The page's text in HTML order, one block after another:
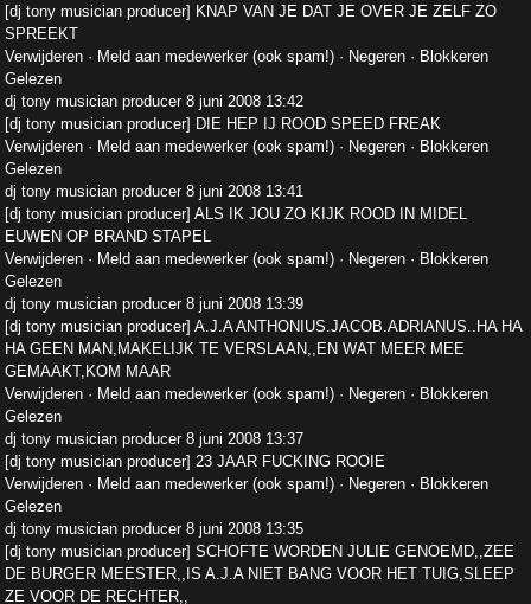
[dj tony musician producer] KNAP VAN JE DAT JE OVER JE ZELF ZO
SPREEKT
Verwijderen · Meld aan medewerker (ook spam!) · Negeren · Blokkeren
Gelezen
dj tony musician producer 8 juni 2008 13:42
[dj tony musician producer] DIE HEP IJ ROOD SPEED FREAK
Verwijderen · Meld aan medewerker (ook spam!) · Negeren · Blokkeren
Gelezen
dj tony musician producer 8 juni 2008 13:41
[dj tony musician producer] ALS IK JOU ZO KIJK ROOD IN MIDEL
EUWEN OP BRAND STAPEL
Verwijderen · Meld aan medewerker (ook spam!) · Negeren · Blokkeren
Gelezen
dj tony musician producer 8 juni 2008 13:39
[dj tony musician producer] A.J.A ANTHONIUS.JACOB.ADRIANUS..HA HA
HA GEEN MAN,MAKELIJK TE VERSLAAN,,EN WAT MEER MEE
GEMAAKT,KOM MAAR
Verwijderen · Meld aan medewerker (ook spam!) · Negeren · Blokkeren
Gelezen
dj tony musician producer 8 juni 2008 13:37
[dj tony musician producer] 23 JAAR FUCKING ROOIE
Verwijderen · Meld aan medewerker (ook spam!) · Negeren · Blokkeren
Gelezen
dj tony musician producer 8 juni 2008 13:35
[dj tony musician producer] SCHOFTE WORDEN JULIE GENOEMD,,ZEE
DE BURGER MEESTER,,IS A.J.A NIET BANG VOOR HET TUIG,SLEEP
ZE VOOR DE RECHTER,,